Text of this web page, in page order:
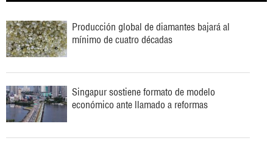
Producción global de diamantes bajará al
mínimo de cuatro décadas
Singapur sostiene formato de modelo
económico ante llamado a reformas